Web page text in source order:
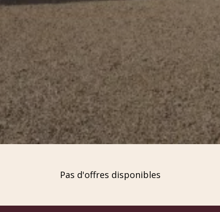
Pas d'offres disponibles